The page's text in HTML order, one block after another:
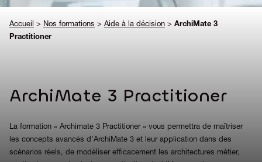
Accueil > Nos formations > Aide à la décision > ArchiMate 3
Practitioner
ArchiMate 3 Practitioner
La formation « Archimate 3 Practitioner » vous permettra de maîtriser
les concepts avancés d’ArchiMate 3 et leur application dans des
scénarios réels, de modéliser efficacement les architectures métier,